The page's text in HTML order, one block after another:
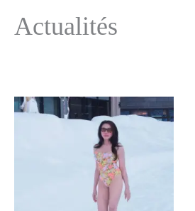
Actualités